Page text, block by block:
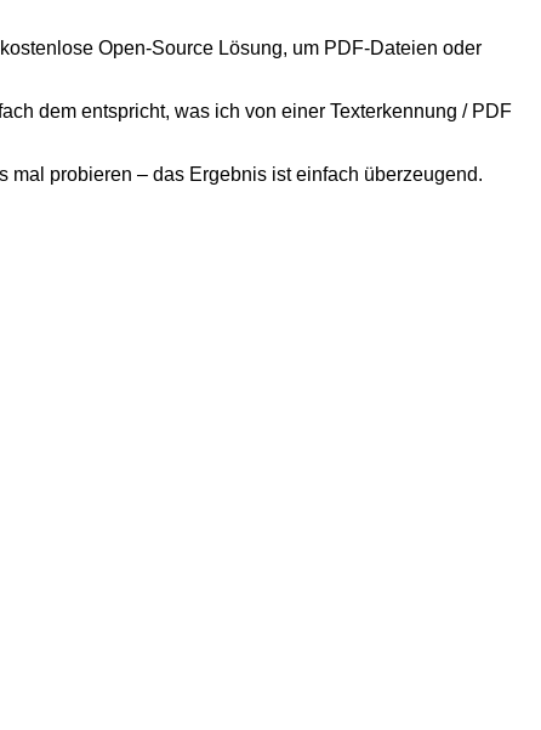
Open-Source Lösung, um PDF-Dateien oder
dem entspricht, was ich von einer Texterkennung / PDF
probieren – das Ergebnis ist einfach überzeugend.